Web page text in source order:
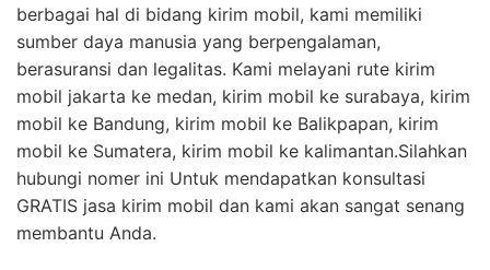
berbagai hal di bidang kirim mobil, kami memiliki
sumber daya manusia yang berpengalaman,
berasuransi dan legalitas. Kami melayani rute kirim
mobil jakarta ke medan, kirim mobil ke surabaya, kirim
mobil ke Bandung, kirim mobil ke Balikpapan, kirim
mobil ke Sumatera, kirim mobil ke kalimantan.Silahkan
hubungi nomer ini Untuk mendapatkan konsultasi
GRATIS jasa kirim mobil dan kami akan sangat senang
membantu Anda.